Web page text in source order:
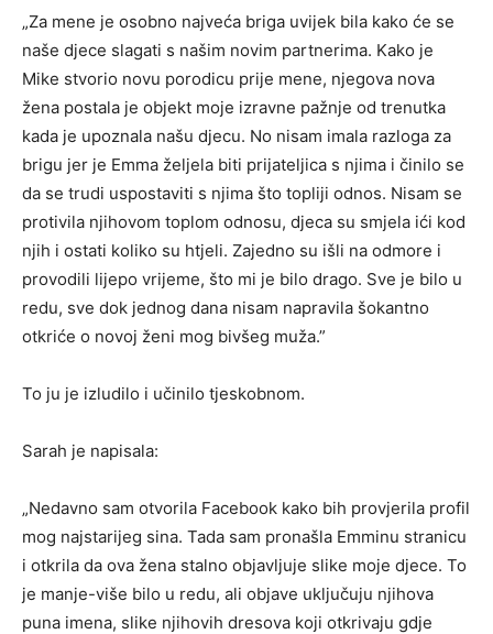
„Za mene je osobno najveća briga uvijek bila kako će se
naše djece slagati s našim novim partnerima. Kako je
Mike stvorio novu porodicu prije mene, njegova nova
žena postala je objekt moje izravne pažnje od trenutka
kada je upoznala našu djecu. No nisam imala razloga za
brigu jer je Emma željela biti prijateljica s njima i činilo se
da se trudi uspostaviti s njima što topliji odnos. Nisam se
protivila njihovom toplom odnosu, djeca su smjela ići kod
njih i ostati koliko su htjeli. Zajedno su išli na odmore i
provodili lijepo vrijeme, što mi je bilo drago. Sve je bilo u
redu, sve dok jednog dana nisam napravila šokantno
otkriće o novoj ženi mog bivšeg muža.”
To ju je izludilo i učinilo tjeskobnom.
Sarah je napisala:
„Nedavno sam otvorila Facebook kako bih provjerila profil
mog najstarijeg sina. Tada sam pronašla Emminu stranicu
i otkrila da ova žena stalno objavljuje slike moje djece. To
je manje-više bilo u redu, ali objave uključuju njihova
puna imena, slike njihovih dresova koji otkrivaju gdje